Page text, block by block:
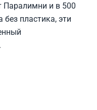
Паралимни и в 500
пластика, эти